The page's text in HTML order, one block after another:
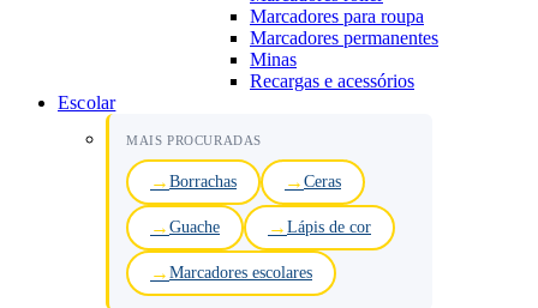
Marcadores para roupa
Marcadores permanentes
Minas
Recargas e acessórios
Escolar
MAIS PROCURADAS
Borrachas Ceras
Guache Lápis de cor
Marcadores escolares